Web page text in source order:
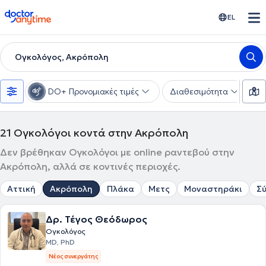
doctoranytime EL
Ογκολόγος, Ακρόπολη
DO+ Προνομιακές τιμές Διαθεσιμότητα
21 Ογκολόγοι κοντά στην Ακρόπολη
Δεν βρέθηκαν Ογκολόγοι με online ραντεβού στην
Ακρόπολη, αλλά σε κοντινές περιοχές.
Αττική Ακρόπολη Πλάκα Μετς Μοναστηράκι
Δρ. Τέγος Θεόδωρος
Ογκολόγος
MD, PhD
Νέος συνεργάτης